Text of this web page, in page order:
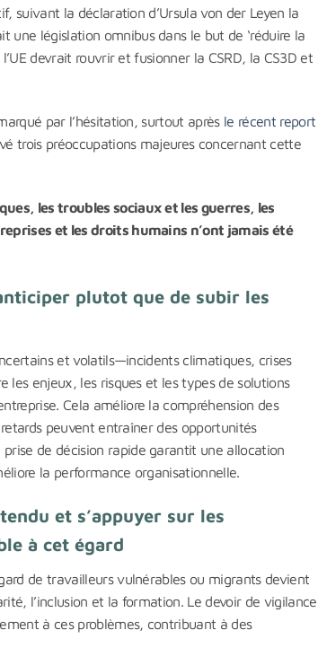
suivant la déclaration d’Ursula von der Leyen la
une législation omnibus dans le but de ‘réduire la
devrait rouvrir et fusionner la CSRD, la CS3D et
par l’hésitation, surtout après le récent report
trois préoccupations majeures concernant cette
les troubles sociaux et les guerres, les
et les droits humains n’ont jamais été
plutot que de subir les
et volatils—incidents climatiques, crises
enjeux, les risques et les types de solutions
Cela améliore la compréhension des
peuvent entraîner des opportunités
de décision rapide garantit une allocation
la performance organisationnelle.
et s’appuyer sur les
à cet égard
de travailleurs vulnérables ou migrants devient
l’inclusion et la formation. Le devoir de vigilance
à ces problèmes, contribuant à des